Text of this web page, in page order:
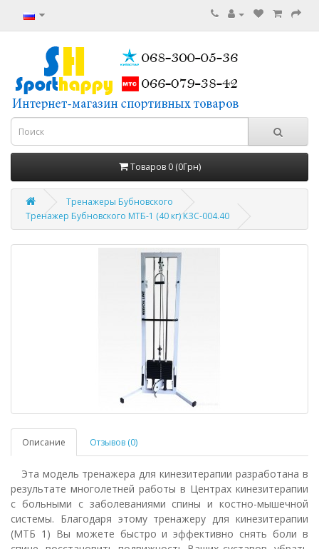
Товаров 0 (0Грн)
Тренажеры Бубновского
Тренажер Бубновского МТБ-1 (40 кг) КЗС-004.40
Описание Отзывов (0)
Эта модель тренажера для кинезитерапии разработана в
результате многолетней работы в Центрах кинезитерапии
с больными с заболеваниями спины и костно-мышечной
системы. Благодаря этому тренажеру для кинезитерапии
(МТБ 1) Вы можете быстро и эффективно снять боли в